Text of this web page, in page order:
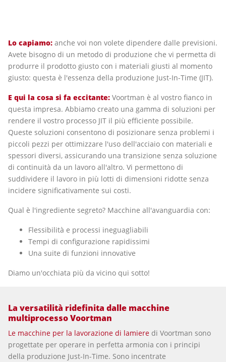
Lo capiamo: anche voi non volete dipendere dalle previsioni.
Avete bisogno di un metodo di produzione che vi permetta di
produrre il prodotto giusto con i materiali giusti al momento
giusto: questa è l'essenza della produzione Just-In-Time (JIT).
E qui la cosa si fa eccitante: Voortman è al vostro fianco in
questa impresa. Abbiamo creato una gamma di soluzioni per
rendere il vostro processo JIT il più efficiente possibile.
Queste soluzioni consentono di posizionare senza problemi i
piccoli pezzi per ottimizzare l'uso dell'acciaio con materiali e
spessori diversi, assicurando una transizione senza soluzione
di continuità da un lavoro all'altro. Vi permettono di
suddividere il lavoro in più lotti di dimensioni ridotte senza
incidere significativamente sui costi.
Qual è l'ingrediente segreto? Macchine all'avanguardia con:
Flessibilità e processi ineguagliabili
Tempi di configurazione rapidissimi
Una suite di funzioni innovative
Diamo un'occhiata più da vicino qui sotto!
La versatilità ridefinita dalle macchine
multiprocesso Voortman
Le macchine per la lavorazione di lamiere di Voortman sono
progettate per operare in perfetta armonia con i principi
della produzione Just-In-Time. Sono incentrate